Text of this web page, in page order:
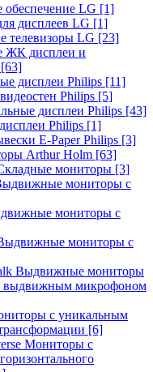
LG [1]
дисплеев LG [1]
телевизоры LG [23]
ЖК дисплеи и
[63]
дисплеи Philips [11]
Philips [5]
дисплеи Philips [43]
Philips [1]
E-Paper Philips [3]
Arthur Holm [63]
мониторы [3]
мониторы с
мониторы с
мониторы с
Выдвижные мониторы
выдвижным микрофоном
с уникальным
[6]
Мониторы с